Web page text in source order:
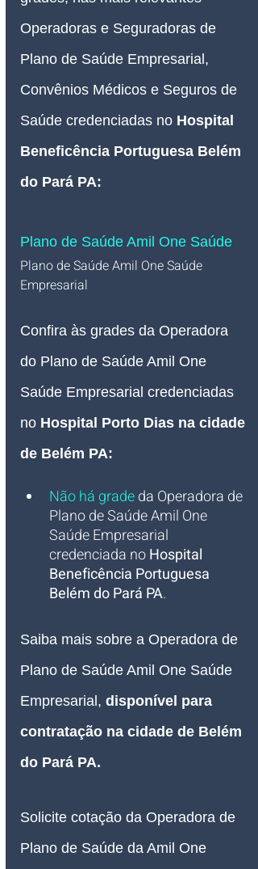
Operadoras e Seguradoras de
Plano de Saúde Empresarial,
Convênios Médicos e Seguros de
Saúde credenciadas no Hospital
Beneficência Portuguesa Belém
do Pará PA:
Plano de Saúde Amil One Saúde
Plano de Saúde Amil One Saúde
Empresarial
Confira às grades da Operadora
do Plano de Saúde Amil One
Saúde Empresarial credenciadas
no Hospital Porto Dias na cidade
de Belém PA:
Não há grade da Operadora de
Plano de Saúde Amil One
Saúde Empresarial
credenciada no Hospital
Beneficência Portuguesa
Belém do Pará PA.
Saiba mais sobre a Operadora de
Plano de Saúde Amil One Saúde
Empresarial, disponível para
contratação na cidade de Belém
do Pará PA.
Solicite cotação da Operadora de
Plano de Saúde da Amil One